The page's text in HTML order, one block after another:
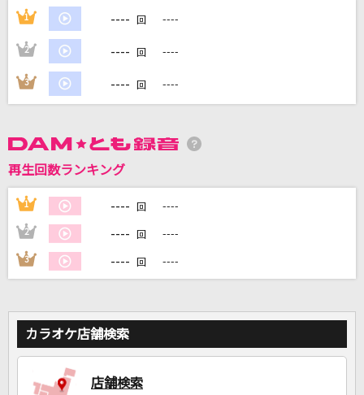
DAMに会員登録・ログインして
家族や友達と一緒に！練習にも！
1 ---- 回 ----
2 ---- 回 ----
3 ---- 回 ----
再生回数ランキング
1 ---- 回 ----
2 ---- 回 ----
3 ---- 回 ----
カラオケ店舗検索
店舗検索